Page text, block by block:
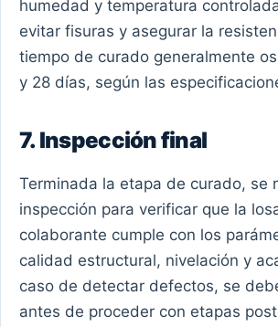
humedad y temperatura
evitar fisuras y asegurar la
tiempo de curado generalmente
y 28 días, según las
7. Inspección final
Terminada la etapa de curado, se
inspección para verificar que la
colaborante cumple con los
calidad estructural, nivelación y
caso de detectar defectos, se
antes de proceder con etapas